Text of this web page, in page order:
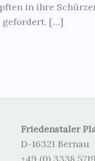
in ihre
gefordert. […]
Friedenstaler
D-16321 Bernau
+49 (0) 3338 5719